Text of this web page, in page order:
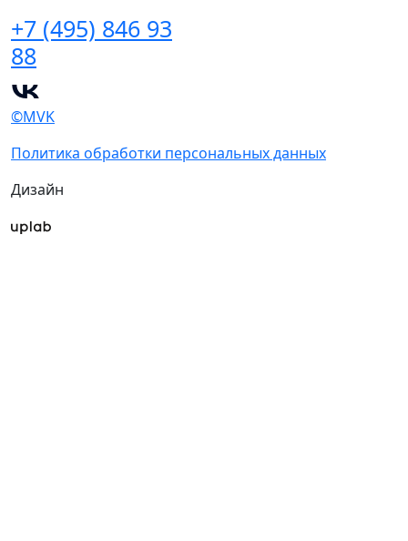
+7 (495) 846 93
88
©MVK
Политика обработки персональных данных
Дизайн